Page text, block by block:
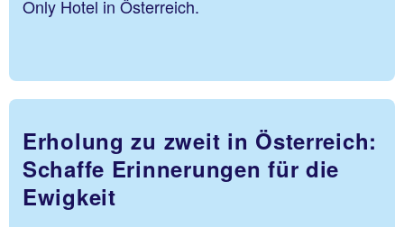
Only Hotel in Österreich.
Erholung zu zweit in Österreich:
Schaffe Erinnerungen für die
Ewigkeit